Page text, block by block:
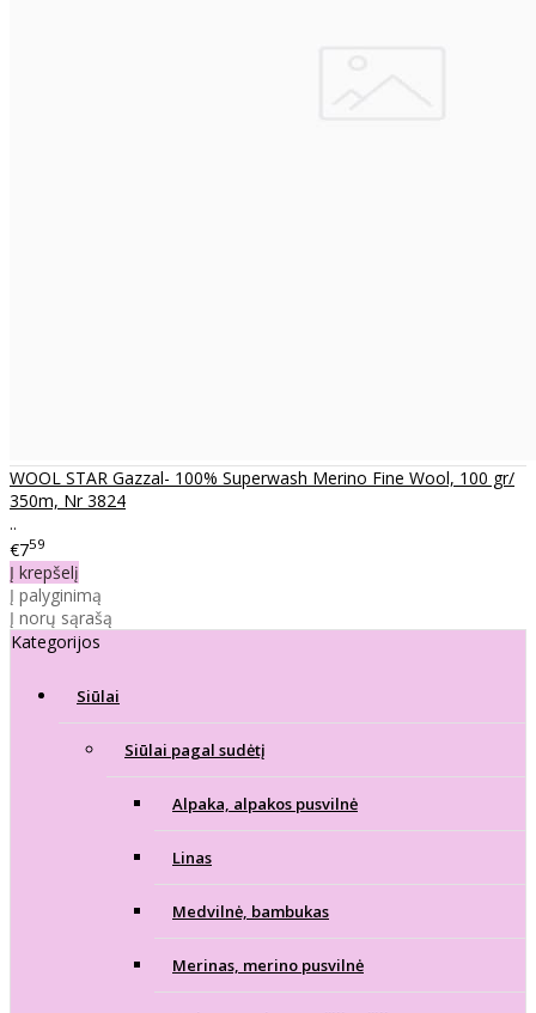
WOOL STAR Gazzal- 100% Superwash Merino Fine Wool, 100 gr/
350m, Nr 3824
..
€759
Į krepšelį
Į palyginimą
Į norų sąrašą
Kategorijos
Siūlai
Siūlai pagal sudėtį
Alpaka, alpakos pusvilnė
Linas
Medvilnė, bambukas
Merinas, merino pusvilnė